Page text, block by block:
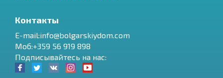
Контакты
E-mail:info@bolgarskiydom.com
Моб:+359 56 919 898
Подписывайтесь на нас: